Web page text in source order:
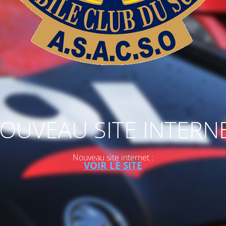
SITE
Nouveau site internet :
VOIR LE SITE